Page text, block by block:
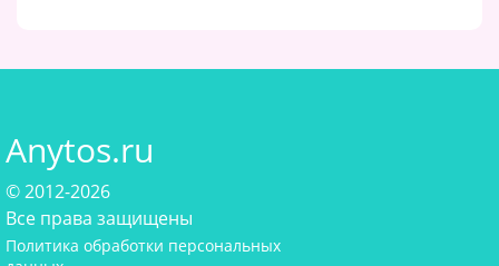
Anytos.ru
© 2012-2026
Все права защищены
Политика обработки персональных